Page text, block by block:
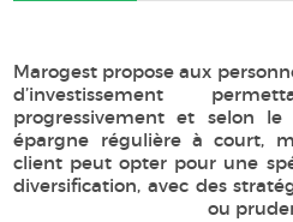
Marogest propose aux
d’investissement
progressivement et selon
épargne régulière à court,
client peut opter pour une
diversification, avec des
ou